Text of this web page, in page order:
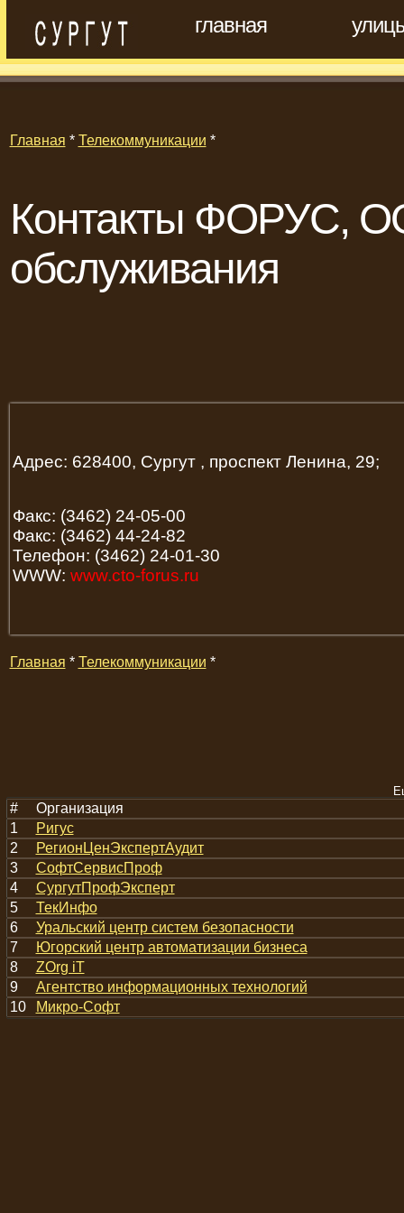
главная
Главная * Телекоммуникации *
Контакты ФОРУС,
обслуживания
Адрес: 628400, Сургут , проспект Ленина, 29;
Факс: (3462) 24-05-00
Факс: (3462) 44-24-82
Телефон: (3462) 24-01-30
WWW: www.cto-forus.ru
Главная * Телекоммуникации *
#
Организация
1
Ригус
2
РегионЦенЭкспертАудит
3
СофтСервисПроф
4
СургутПрофЭксперт
5
ТекИнфо
6
Уральский центр систем безопасности
7
Югорский центр автоматизации бизнеса
8
ZOrg iT
9
Агентство информационных технологий
10
Микро-Софт